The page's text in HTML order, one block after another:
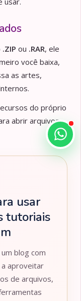
.ZIP ou .RAR, ele
você baixa,
as artes,
do próprio
abrir arquivos
usar
tutoriais
blog com
aproveitar
de arquivos,